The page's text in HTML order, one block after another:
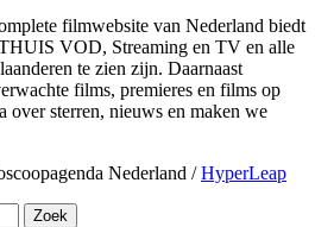
filmwebsite van Nederland biedt
VOD, Streaming en TV en alle
te zien zijn. Daarnaast
films, premieres en films op
sterren, nieuws en maken we
Nederland /HyperLeap